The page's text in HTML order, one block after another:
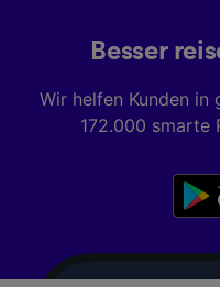
Besser
Wir helfen Kunden in
172.000 smarte